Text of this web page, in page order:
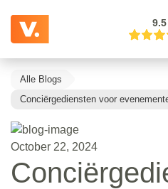
9.5
Alle Blogs
Conciërgediensten voor
October 22, 2024